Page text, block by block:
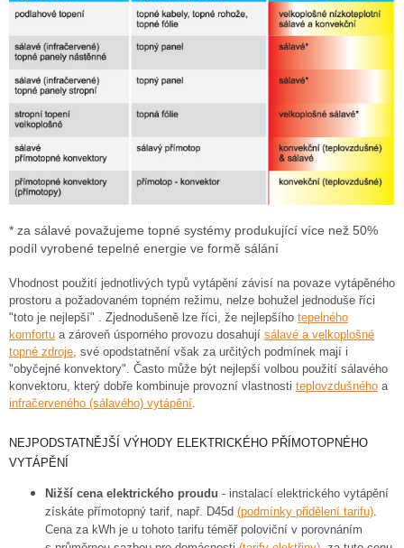
* za sálavé považujeme topné systémy produkující více než 50%
podíl vyrobené tepelné energie ve formě sálání
Vhodnost použití jednotlivých typů vytápění závisí na povaze vytápěného
prostoru a požadovaném topném režimu, nelze bohužel jednoduše říci
"toto je nejlepší" . Zjednodušeně lze říci, že nejlepšího tepelného
komfortu a zároveň úsporného provozu dosahují sálavé a velkoplošné
topné zdroje, své opodstatnění však za určitých podmínek mají i
"obyčejné konvektory". Často může být nejlepší volbou použití sálavého
konvektoru, který dobře kombinuje provozní vlastnosti teplovzdušného a
infračerveného (sálavého) vytápění.
NEJPODSTATNĚJŠÍ VÝHODY ELEKTRICKÉHO PŘÍMOTOPNÉHO
VYTÁPĚNÍ
Nižší cena elektrického proudu - instalací elektrického vytápění
získáte přímotopný tarif, např. D45d (podmínky přidělení tarifu)
Cena za kWh je u tohoto tarifu téměř poloviční v porovnáním